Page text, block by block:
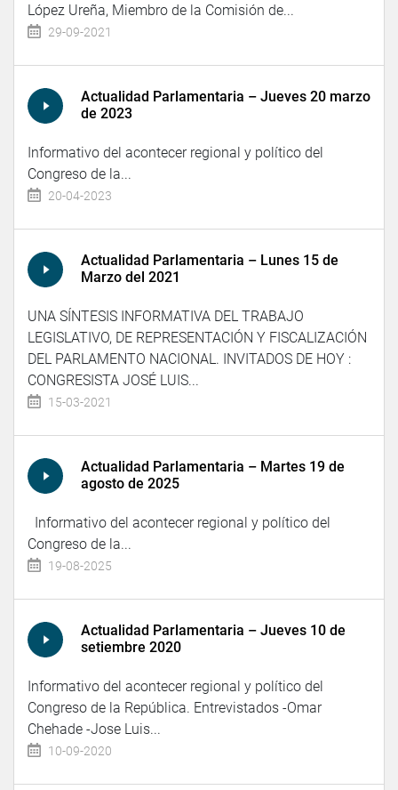
López Ureña, Miembro de la Comisión de...
29-09-2021
Actualidad Parlamentaria – Jueves 20 marzo
de 2023
Informativo del acontecer regional y político del
Congreso de la...
20-04-2023
Actualidad Parlamentaria – Lunes 15 de
Marzo del 2021
UNA SÍNTESIS INFORMATIVA DEL TRABAJO
LEGISLATIVO, DE REPRESENTACIÓN Y FISCALIZACIÓN
DEL PARLAMENTO NACIONAL. INVITADOS DE HOY :
CONGRESISTA JOSÉ LUIS...
15-03-2021
Actualidad Parlamentaria – Martes 19 de
agosto de 2025
Informativo del acontecer regional y político del
Congreso de la...
19-08-2025
Actualidad Parlamentaria – Jueves 10 de
setiembre 2020
Informativo del acontecer regional y político del
Congreso de la República. Entrevistados -Omar
Chehade -Jose Luis...
10-09-2020